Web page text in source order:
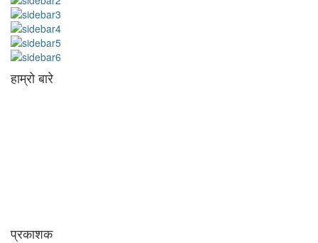
हाम्रो बारे
प्रकाशक